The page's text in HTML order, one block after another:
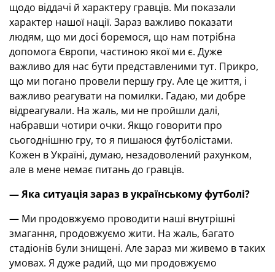
щодо віддачі й характеру гравців. Ми показали
характер нашої нації. Зараз важливо показати
людям, що ми досі боремося, що нам потрібна
допомога Європи, частиною якої ми є. Дуже
важливо для нас бути представленими тут. Прикро,
що ми погано провели першу гру. Але це життя, і
важливо реагувати на помилки. Гадаю, ми добре
відреагували. На жаль, ми не пройшли далі,
набравши чотири очки. Якщо говорити про
сьогоднішню гру, то я пишаюся футболістами.
Кожен в Україні, думаю, незадоволений рахунком,
але в мене немає питань до гравців.
— Яка ситуація зараз в українському футболі?
— Ми продовжуємо проводити наші внутрішні
змагання, продовжуємо жити. На жаль, багато
стадіонів були знищені. Але зараз ми живемо в таких
умовах. Я дуже радий, що ми продовжуємо